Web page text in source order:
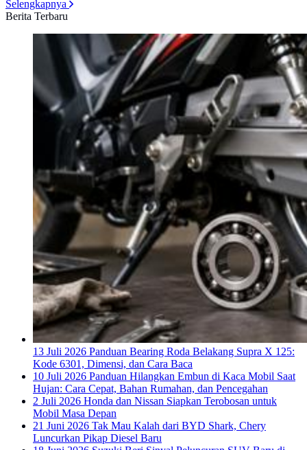
Selengkapnya
Berita Terbaru
13 Juli 2026 Panduan Bearing Roda Belakang Supra X 125:
Kode 6301, Dimensi, dan Cara Baca
10 Juli 2026 Panduan Hilangkan Embun di Kaca Mobil Saat
Hujan: Cara Cepat, Bahan Rumahan, dan Pencegahan
2 Juli 2026 Honda dan Nissan Siapkan Terobosan untuk
Mobil Masa Depan
21 Juni 2026 Tak Mau Kalah dari BYD Shark, Chery
Luncurkan Pikap Diesel Baru